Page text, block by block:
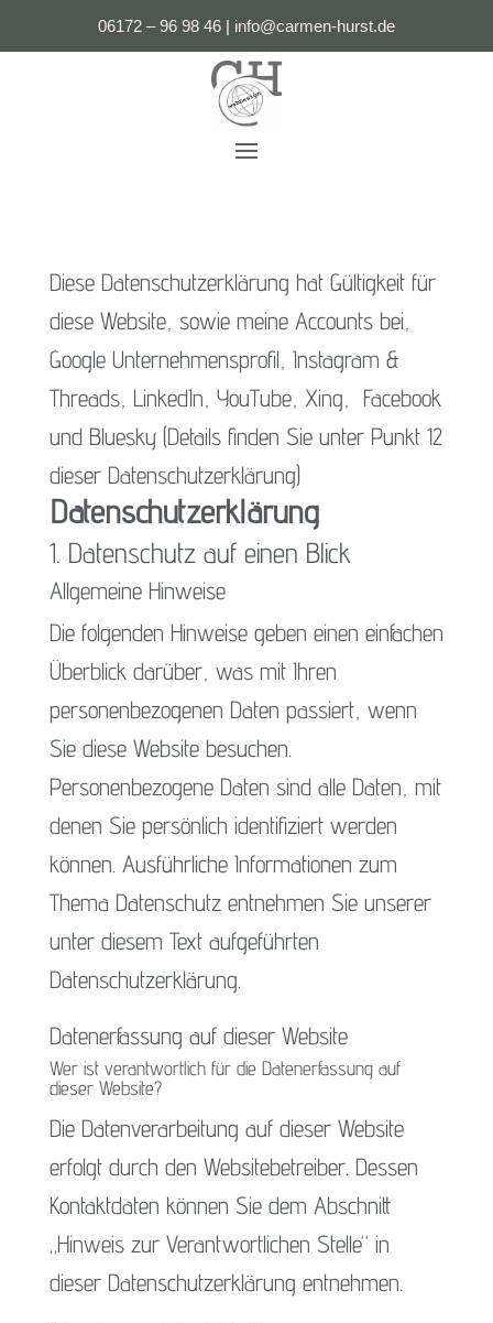
06172 – 96 98 46 | info@carmen-hurst.de
Diese Datenschutzerklärung hat Gültigkeit für
diese Website, sowie meine Accounts bei,
Google Unternehmensprofil, Instagram &
Threads, LinkedIn, YouTube, Xing, Facebook
und Bluesky (Details finden Sie unter Punkt 12
dieser Datenschutzerklärung)
Datenschutz­erklärung
1. Datenschutz auf einen Blick
Allgemeine Hinweise
Die folgenden Hinweise geben einen einfachen
Überblick darüber, was mit Ihren
personenbezogenen Daten passiert, wenn
Sie diese Website besuchen.
Personenbezogene Daten sind alle Daten, mit
denen Sie persönlich identifiziert werden
können. Ausführliche Informationen zum
Thema Datenschutz entnehmen Sie unserer
unter diesem Text aufgeführten
Datenschutzerklärung.
Datenerfassung auf dieser Website
Wer ist verantwortlich für die Datenerfassung auf
dieser Website?
Die Datenverarbeitung auf dieser Website
erfolgt durch den Websitebetreiber. Dessen
Kontaktdaten können Sie dem Abschnitt
„Hinweis zur Verantwortlichen Stelle“ in
dieser Datenschutzerklärung entnehmen.